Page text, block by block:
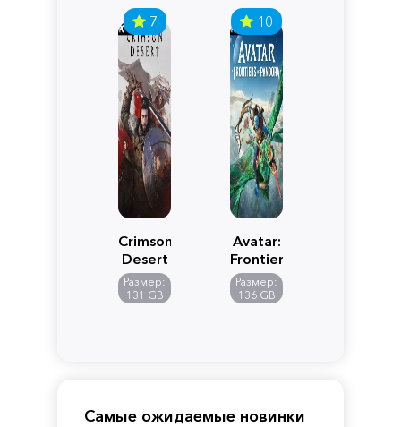
7
Crimson
Desert
Размер:
131 GB
10
Avatar:
Frontiers
of
Pandora
Размер:
136 GB
Самые ожидаемые новинки